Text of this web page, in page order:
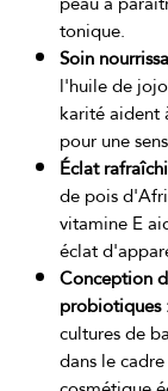
tonique.
Soin
l'huile de
karité aident
pour une
Éclat
de pois
vitamine E
éclat
Conception
probiotiques
cultures de
dans le